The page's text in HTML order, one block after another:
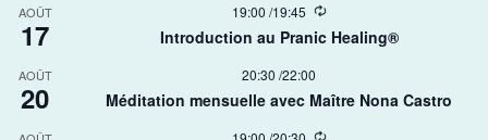
r
n
AOÛT
17
19:00 /19:45
R
e
c
r
n
Introduction au Pranic Healing®
AOÛT
20
20:30 /22:00
Méditation mensuelle avec Maître Nona Castro